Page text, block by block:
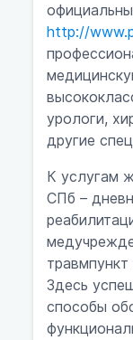
http://
урологи,
другие
К услугам
СПб –
Здесь
способы